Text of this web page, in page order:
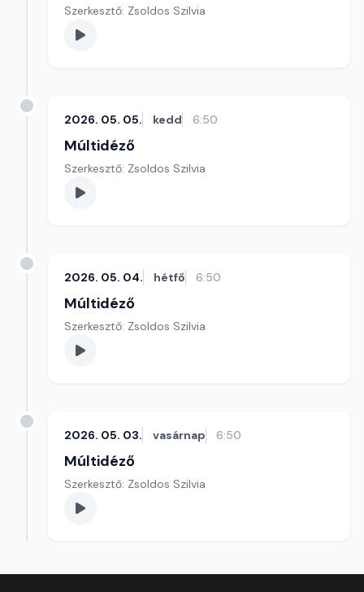
Szerkesztő: Zsoldos Szilvia
2026. 05. 05. kedd 6:50
Múltidéző
Szerkesztő: Zsoldos Szilvia
2026. 05. 04. hétfő 6:50
Múltidéző
Szerkesztő: Zsoldos Szilvia
2026. 05. 03. vasárnap 6:50
Múltidéző
Szerkesztő: Zsoldos Szilvia